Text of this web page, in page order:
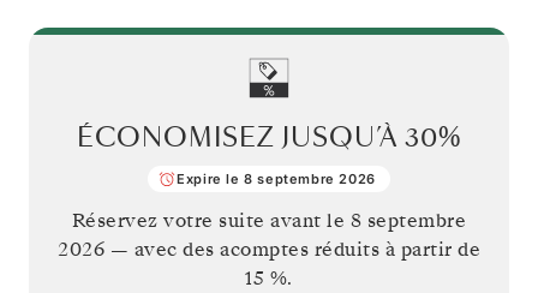
ÉCONOMISEZ JUSQU’À 30%
Expire le 8 septembre 2026
Réservez votre suite avant le 8 septembre
2026 — avec des acomptes réduits à partir de
15 %.